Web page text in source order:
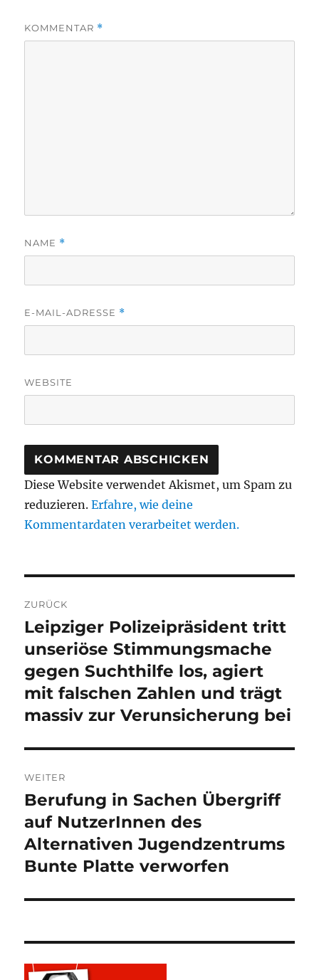
KOMMENTAR *
NAME *
E-MAIL-ADRESSE *
WEBSITE
Diese Website verwendet Akismet, um Spam zu
reduzieren.Erfahre, wie deine
Kommentardaten verarbeitet werden.
ZURÜCK
Vorheriger
Beitrag:
Leipziger Polizeipräsident tritt
unseriöse Stimmungsmache
gegen Suchthilfe los, agiert
mit falschen Zahlen und trägt
massiv zur Verunsicherung bei
WEITER
Nächster
Beitrag:
Berufung in Sachen Übergriff
auf NutzerInnen des
Alternativen Jugendzentrums
Bunte Platte verworfen